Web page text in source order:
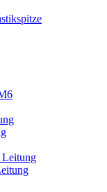
Leitung